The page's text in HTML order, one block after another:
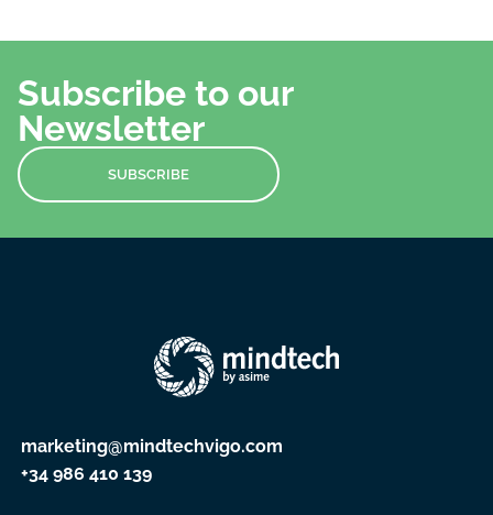
Subscribe to our
Newsletter
SUBSCRIBE
marketing@mindtechvigo.com
+34 986 410 139